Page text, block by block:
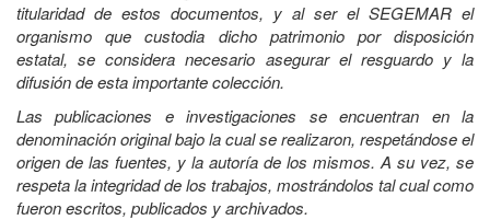
titularidad de estos documentos, y al ser el SEGEMAR el
organismo que custodia dicho patrimonio por disposición
estatal, se considera necesario asegurar el resguardo y la
difusión de esta importante colección.
Las publicaciones e investigaciones se encuentran en la
denominación original bajo la cual se realizaron, respetándose el
origen de las fuentes, y la autoría de los mismos. A su vez, se
respeta la integridad de los trabajos, mostrándolos tal cual como
fueron escritos, publicados y archivados.